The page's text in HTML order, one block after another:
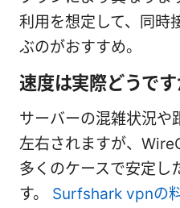
利用を想定して、同時
ぶのがおすすめ。
速度は実際どうです
サーバーの混雑状況や
左右されますが、
多くのケースで安定し
す。 Surfshark vpnの